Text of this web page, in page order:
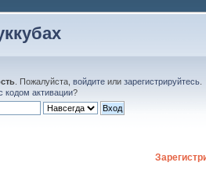
. Пожалуйста, войдите или зарегистрируйтесь
кодом активации?